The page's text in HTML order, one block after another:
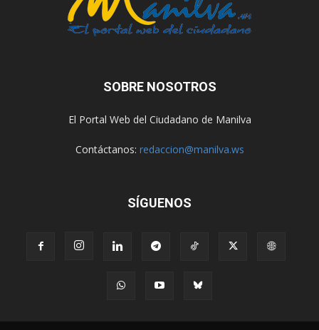
SOBRE NOSOTROS
El Portal Web del Ciudadano de Manilva
Contáctanos: redaccion@manilva.ws
SÍGUENOS